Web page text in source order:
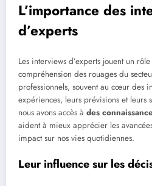
L’importance des
d’experts
Les interviews d’experts jouent un
compréhension des rouages du
professionnels, souvent au cœur des
expériences, leurs prévisions et leurs
nous avons accès à des
aident à mieux apprécier les
impact sur nos vies quotidiennes.
Leur influence sur les